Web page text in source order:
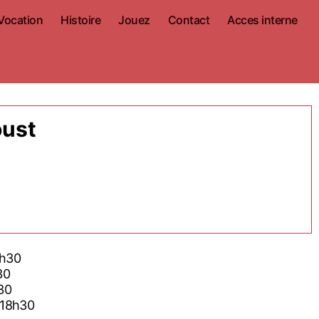
Histoire Jouez Contact Acces interne